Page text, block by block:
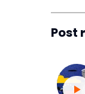
Post